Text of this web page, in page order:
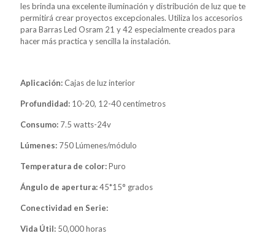
les brinda una excelente iluminación y distribución de luz que te
permitirá crear proyectos excepcionales. Utiliza los accesorios
para Barras Led Osram 21 y 42 especialmente creados para
hacer más practica y sencilla la instalación.
Aplicación:Cajas de luz interior
Profundidad: 10-20, 12-40 centímetros
Consumo: 7.5 watts-24v
Lúmenes: 750 Lúmenes/módulo
Temperatura de color:Puro
Ángulo de apertura:45*15° grados
Conectividad en Serie:
Vida Útil: 50,000 horas